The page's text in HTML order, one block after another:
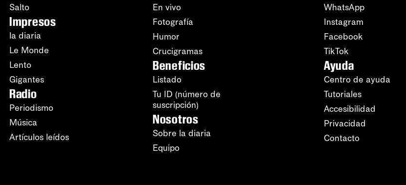
Salto
Impresos
la diaria
Le Monde
Lento
Gigantes
Radio
Periodismo
Música
Artículos leídos
En vivo
Fotografía
Humor
Crucigramas
Beneficios
Listado
Tu ID (número de
suscripción)
Nosotros
Sobre la diaria
Equipo
WhatsApp
Instagram
Facebook
TikTok
Ayuda
Centro de ayuda
Tutoriales
Accesibilidad
Privacidad
Contacto